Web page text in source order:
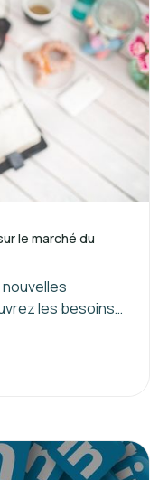
le marché du
les besoins